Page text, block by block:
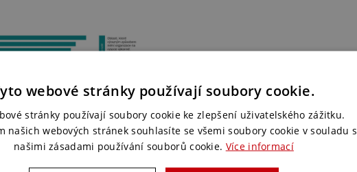
webové stránky používají soubory cookie.
stránky používají soubory cookie ke zlepšení uživatelského zážitku.
našich webových stránek souhlasíte se všemi soubory cookie v souladu s
našimi zásadami používání souborů cookie. Více informací